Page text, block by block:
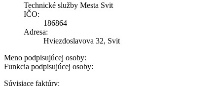
Technické služby Mesta Svit
IČO:
186864
Adresa:
Hviezdoslavova 32, Svit
Meno podpisujúcej osoby:
Funkcia podpisujúcej osoby:
Súvisiace faktúry: